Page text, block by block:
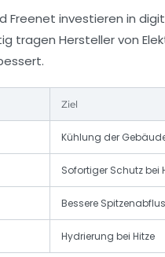
Freenet investieren in
tragen Hersteller von
Ziel
Kühlung der
Sofortiger Schutz bei
Bessere
Hydrierung bei Hitze